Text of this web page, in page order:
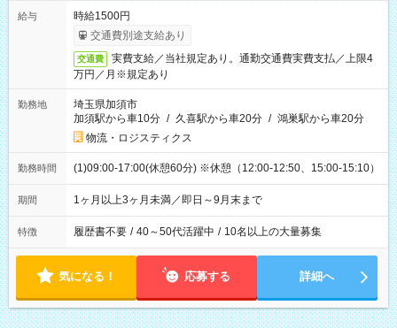
給与
時給1500円
交通費別途支給あり
交通費
実費支給／当社規定あり。通勤交通費実費支払／上限4
万円／月※規定あり
勤務地
埼玉県加須市
加須駅から車10分 / 久喜駅から車20分 / 鴻巣駅から車20分
物流・ロジスティクス
勤務時間 (1)09:00-17:00(休憩60分) ※休憩（12:00-12:50、15:00-15:10）
期間 1ヶ月以上3ヶ月未満／即日～9月末まで
特徴 履歴書不要 / 40～50代活躍中 / 10名以上の大量募集
気になる！ 応募する 詳細へ